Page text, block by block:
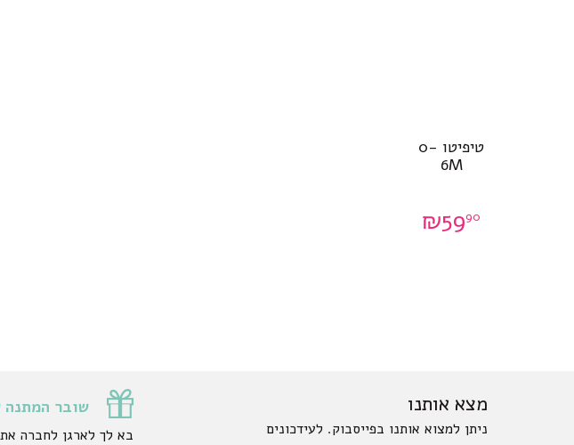
טיפיטו 0-
6M
₪5990
מצא אותנו
ניתן למצוא אותנו בפייסבוק. לעידכונים
שובר המתנה
בא לך לארגן לחברה